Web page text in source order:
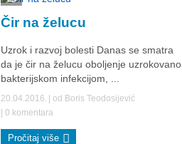
Čir na želucu
Uzrok i razvoj bolesti Danas se smatra
da je čir na želucu oboljenje uzrokovano
bakterijskom infekcijom, ...
20.04.2016. | od Boris Teodosijević
0 komentara
Pročitaj više